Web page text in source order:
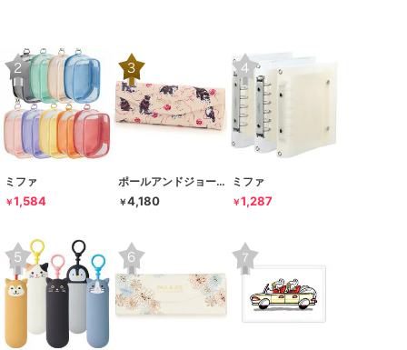
ミファ
￥1,584
ポールアンドジョー ラ･パペトリー
￥4,180
ミファ
￥1,287